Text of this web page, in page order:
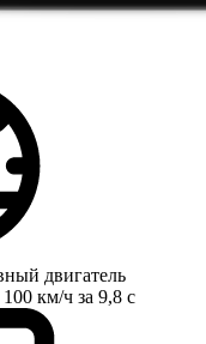
двигатель
км/ч за 9,8 с